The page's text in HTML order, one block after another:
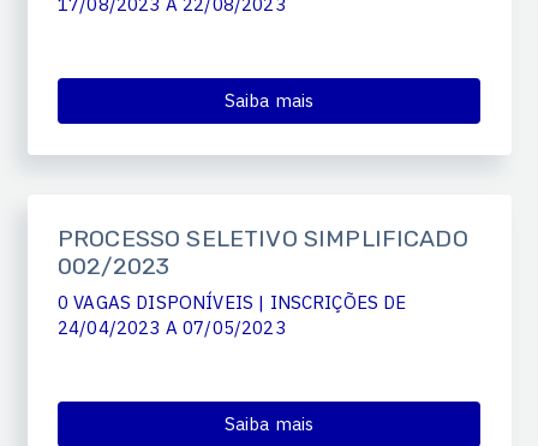
Saiba mais
PROCESSO SELETIVO SIMPLIFICADO
002/2023
0 VAGAS DISPONÍVEIS | INSCRIÇÕES DE
24/04/2023 A 07/05/2023
Saiba mais